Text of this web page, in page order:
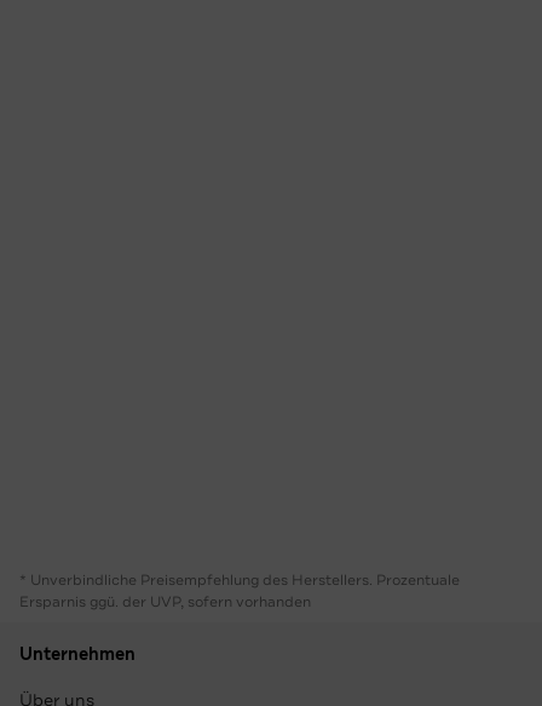
* Unverbindliche Preisempfehlung des Herstellers. Prozentuale
Ersparnis ggü. der UVP, sofern vorhanden
Unternehmen
Über uns